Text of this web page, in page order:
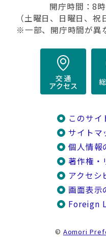
開庁時間：8
（土曜日、日曜日、祝
※一部、開庁時間が異
このサイ
サイトマ
個人情報
著作権・
アクセシ
画面表示
Foreign
© Aomori